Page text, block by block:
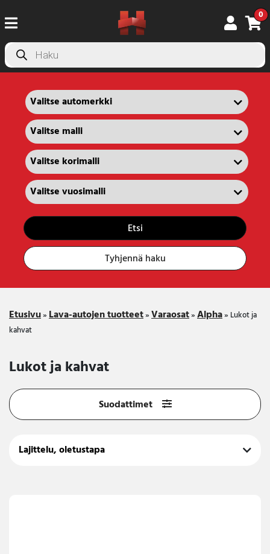
0
Products
search
Tyhjennä haku
Etsi
Etusivu»Lava-autojen tuotteet»Varaosat»Alpha» Lukot ja
kahvat
Lukot ja kahvat
Suodattimet